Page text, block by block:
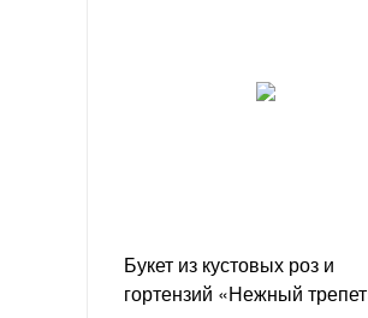
Букет из кустовых роз и
гортензий «Нежный